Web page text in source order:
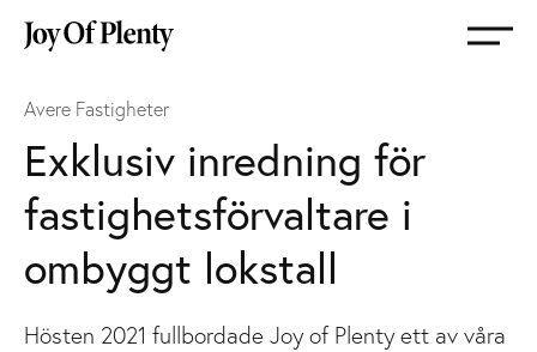
Gå
till
Avere Fastigheter
Exklusiv inredning för
fastighetsförvaltare i
ombyggt lokstall
Hösten 2021 fullbordade Joy of Plenty ett av våra